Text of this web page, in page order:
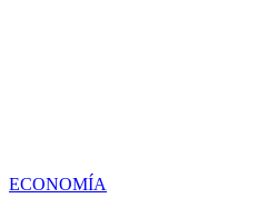
ECONOMÍA